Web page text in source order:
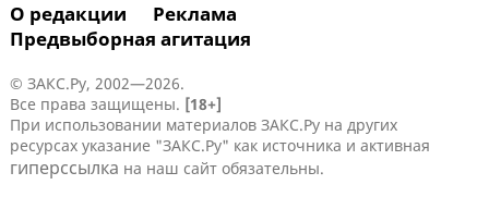
О редакции
Реклама
Предвыборная агитация
© ЗАКС.Ру, 2002—2026.
Все права защищены. [18+]
При использовании материалов ЗАКС.Ру на других
ресурсах указание "ЗАКС.Ру" как источника и активная
гиперссылка на наш сайт обязательны.